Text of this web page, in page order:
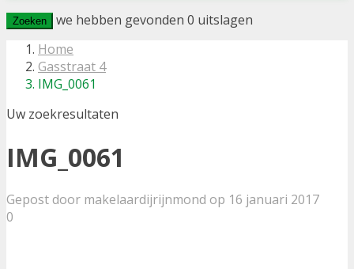
Zoeken we hebben gevonden 0 uitslagen
Home
Gasstraat 4
IMG_0061
Uw zoekresultaten
IMG_0061
Gepost door makelaardijrijnmond op 16 januari 2017
0